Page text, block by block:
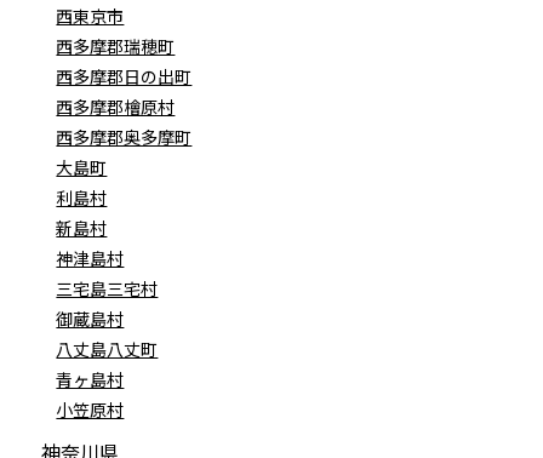
西東京市
西多摩郡瑞穂町
西多摩郡日の出町
西多摩郡檜原村
西多摩郡奥多摩町
大島町
利島村
新島村
神津島村
三宅島三宅村
御蔵島村
八丈島八丈町
青ヶ島村
小笠原村